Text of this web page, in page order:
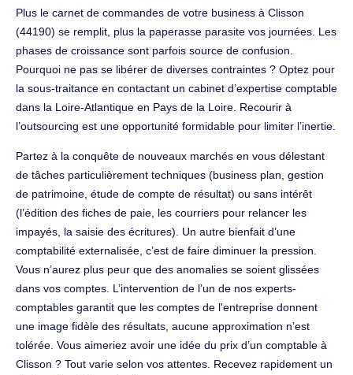
Plus le carnet de commandes de votre business à Clisson
(44190) se remplit, plus la paperasse parasite vos journées. Les
phases de croissance sont parfois source de confusion.
Pourquoi ne pas se libérer de diverses contraintes ? Optez pour
la sous-traitance en contactant un cabinet d’expertise comptable
dans la Loire-Atlantique en Pays de la Loire. Recourir à
l’outsourcing est une opportunité formidable pour limiter l’inertie.
Partez à la conquête de nouveaux marchés en vous délestant
de tâches particulièrement techniques (business plan, gestion
de patrimoine, étude de compte de résultat) ou sans intérêt
(l’édition des fiches de paie, les courriers pour relancer les
impayés, la saisie des écritures). Un autre bienfait d’une
comptabilité externalisée, c’est de faire diminuer la pression.
Vous n’aurez plus peur que des anomalies se soient glissées
dans vos comptes. L’intervention de l’un de nos experts-
comptables garantit que les comptes de l'entreprise donnent
une image fidèle des résultats, aucune approximation n’est
tolérée. Vous aimeriez avoir une idée du prix d’un comptable à
Clisson ? Tout varie selon vos attentes. Recevez rapidement un